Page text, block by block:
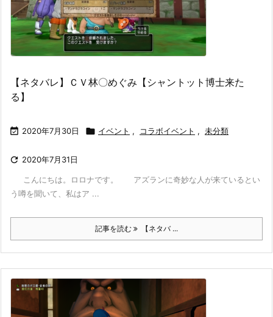
【ネタバレ】ＣＶ林〇めぐみ【シャントット博士来た
る】
 2020年7月30日  イベント , コラボイベント , 未分類
 2020年7月31日
こんにちは。ロロナです。 アズランに奇妙な人が来ているとい
う噂を聞いて、私はア ...
記事を読む 【ネタバ ...